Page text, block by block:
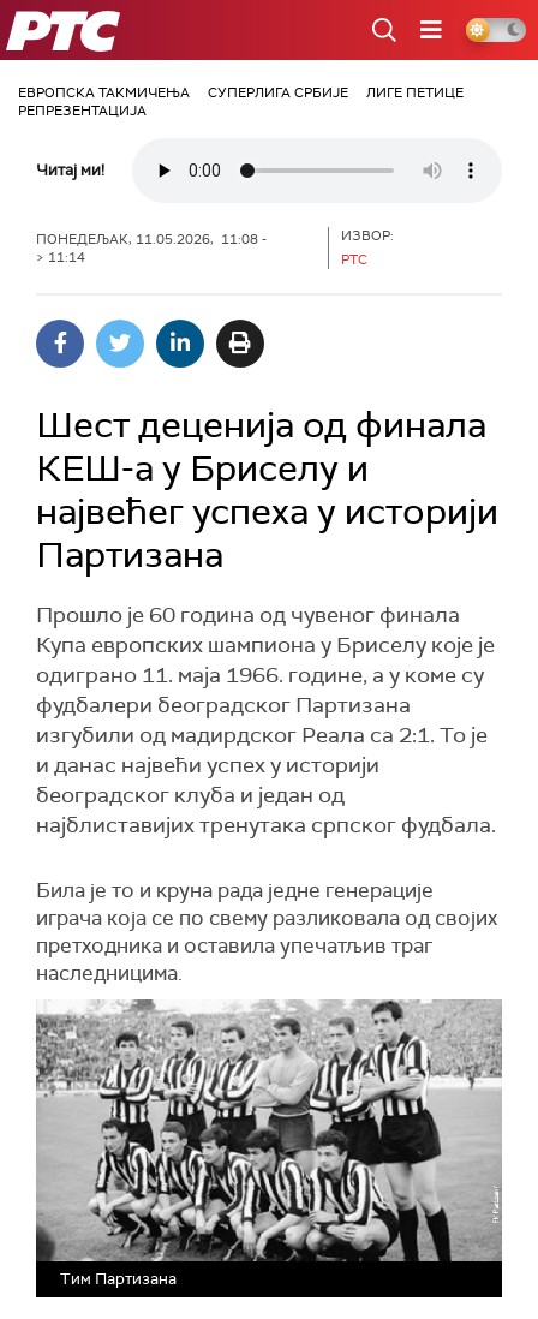
РТС
ЕВРОПСКА ТАКМИЧЕЊА СУПЕРЛИГА СРБИЈЕ
ЛИГЕ ПЕТИЦЕ
РЕПРЕЗЕНТАЦИЈА
Читај ми!
ПОНЕДЕЉАК, 11.05.2026, 11:08 -
> 11:14
ИЗВОР:
РТС
Шест деценија од финала
КЕШ-а у Бриселу и
највећег успеха у историји
Партизана
Прошло је 60 година од чувеног финала
Купа европских шампиона у Бриселу које је
одиграно 11. маја 1966. године, а у коме су
фудбалери београдског Партизана
изгубили од мадирдског Реала са 2:1. То је
и данас највећи успех у историји
београдског клуба и један од
најблиставијих тренутака српског фудбала.
Била је то и круна рада једне генерације
играча која се по свему разликовала од својих
претходника и оставила упечатљив траг
наследницима.
Тим Партизана